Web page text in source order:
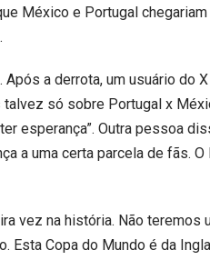
México e Portugal
a derrota, um usuário do X
talvez só sobre Portugal x
esperança”. Outra pessoa
a uma certa parcela de fãs.
vez na história. Não teremos
Esta Copa do Mundo é da